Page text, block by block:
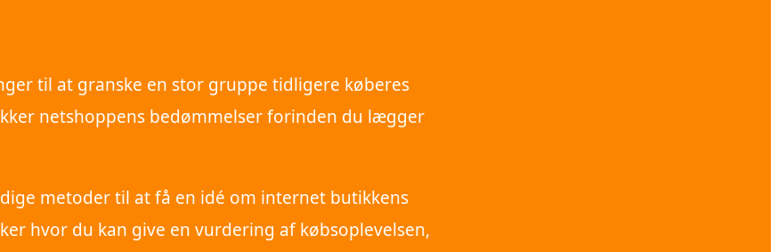
til at granske en stor gruppe tidligere køberes
netshoppens bedømmelser forinden du lægger
metoder til at få en idé om internet butikkens
hvor du kan give en vurdering af købsoplevelsen,